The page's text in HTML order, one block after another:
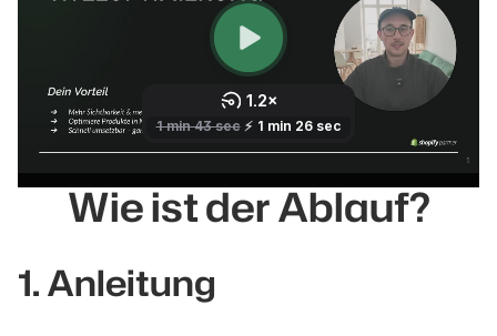
Wie ist der Ablauf?
1. Anleitung